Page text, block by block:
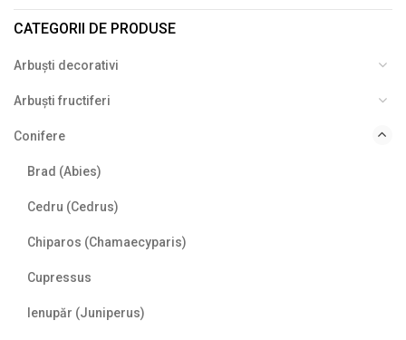
CATEGORII DE PRODUSE
Arbuști decorativi
Arbuști fructiferi
Conifere
Brad (Abies)
Cedru (Cedrus)
Chiparos (Chamaecyparis)
Cupressus
Ienupăr (Juniperus)